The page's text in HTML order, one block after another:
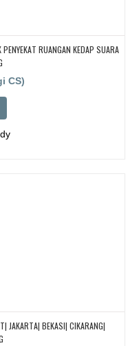
RUANGAN KEDAP SUARA
CS)
JAKARTA| BEKASI| CIKARANG|